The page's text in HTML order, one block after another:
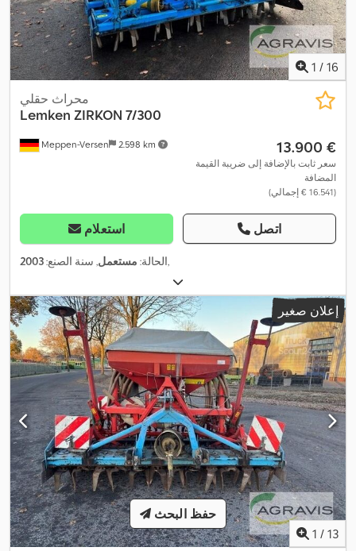
1 / 16
Meppen-Versen 2.598 km
محراث حقلي
Lemken ZIRKON 7/300
‏13.900 €
سعر ثابت بالإضافة إلى ضريبة القيمة
المضافة
(‏16.541 € إجمالي)
استعلام اتصل
الحالة: مستعمل, سنة الصنع:2003 ,
إعلان صغير
1 / 13
حفظ البحث